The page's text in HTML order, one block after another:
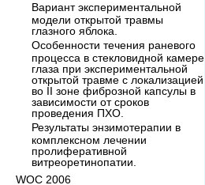
Вариант экспериментальной
модели открытой травмы
глазного яблока.
Особенности течения раневого
процесса в стекловидной камере
глаза при экспериментальной
открытой травме с локализацией
во II зоне фиброзной капсулы в
зависимости от сроков
проведения ПХО.
Результаты энзимотерапии в
комплексном лечении
пролиферативной
витреоретинопатии.
WOC 2006